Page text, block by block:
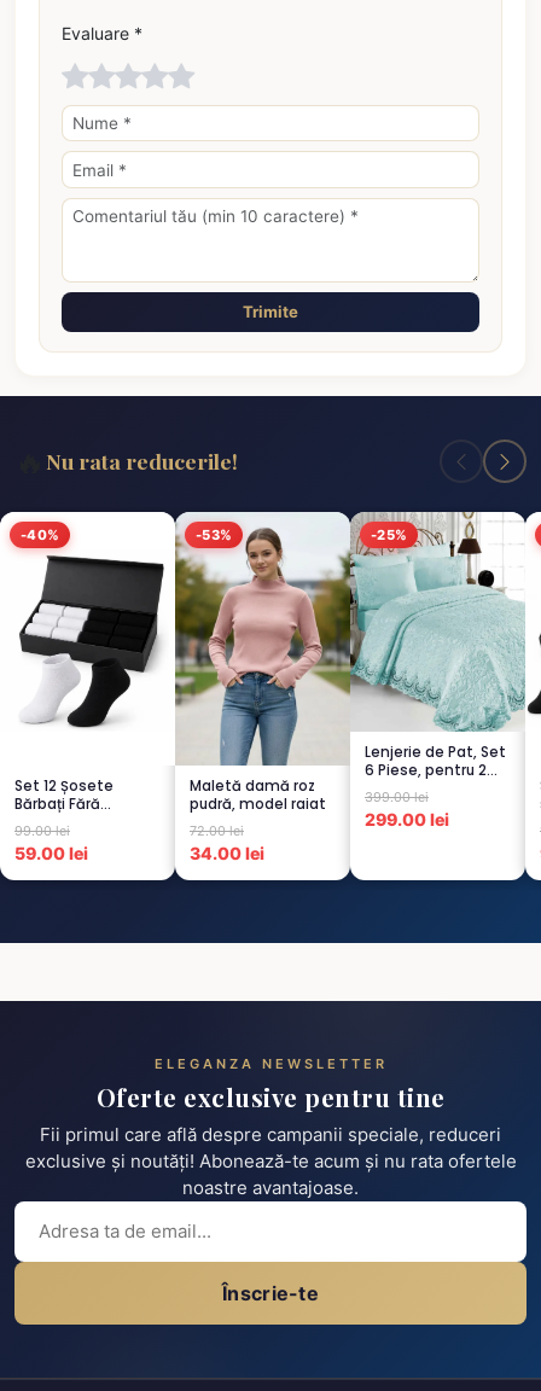
Evaluare *
Trimite
Nu rata reducerile!
-40%
Set 12 Șosete
Bărbați Fără
Cusături – 6 Albe +
6 Negre...
99.00 lei
59.00 lei
-53%
Maletă damă roz
pudră, model raiat
72.00 lei
34.00 lei
-25%
Lenjerie de Pat, Set
6 Piese, pentru 2
persoana,
TURCOA...
399.00 lei
299.00 lei
ELEGANZA NEWSLETTER
Oferte exclusive pentru tine
Fii primul care află despre campanii speciale, reduceri
exclusive și noutăți! Abonează-te acum și nu rata ofertele
noastre avantajoase.
Înscrie-te